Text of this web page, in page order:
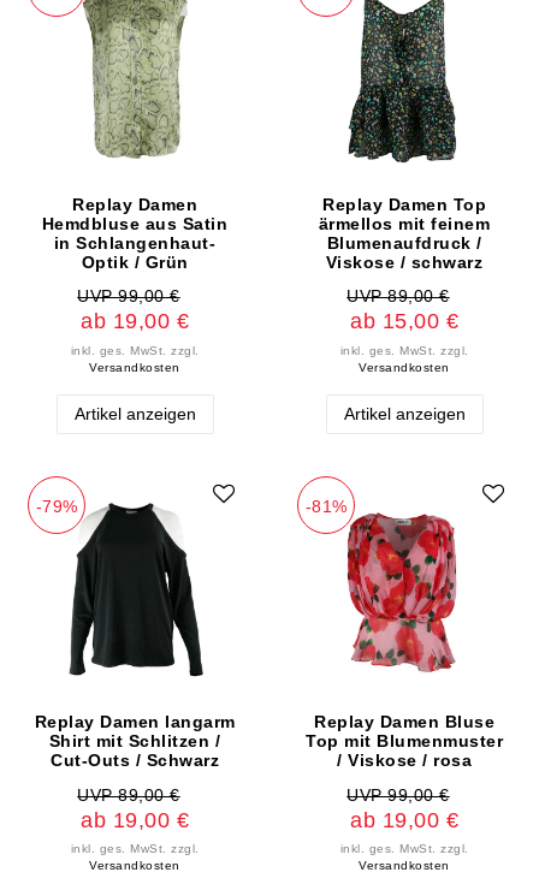
Replay Damen
Hemdbluse aus Satin
in Schlangenhaut-
Optik / Grün
UVP 99,00 €
ab 19,00 €
inkl. ges. MwSt.
zzgl.
Versandkosten
Artikel anzeigen
Replay Damen Top
ärmellos mit feinem
Blumenaufdruck /
Viskose / schwarz
UVP 89,00 €
ab 15,00 €
inkl. ges. MwSt.
zzgl.
Versandkosten
Artikel anzeigen
-79%
Replay Damen langarm
Shirt mit Schlitzen /
Cut-Outs / Schwarz
UVP 89,00 €
ab 19,00 €
inkl. ges. MwSt.
zzgl.
Versandkosten
-81%
Replay Damen Bluse
Top mit Blumenmuster
/ Viskose / rosa
UVP 99,00 €
ab 19,00 €
inkl. ges. MwSt.
zzgl.
Versandkosten